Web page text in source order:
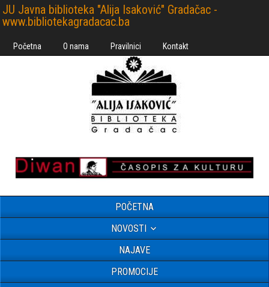
JU Javna biblioteka "Alija Isaković" Gradačac -
www.bibliotekagradacac.ba
Početna O nama Pravilnici Kontakt
POČETNA
NOVOSTI
NAJAVE
PROMOCIJE